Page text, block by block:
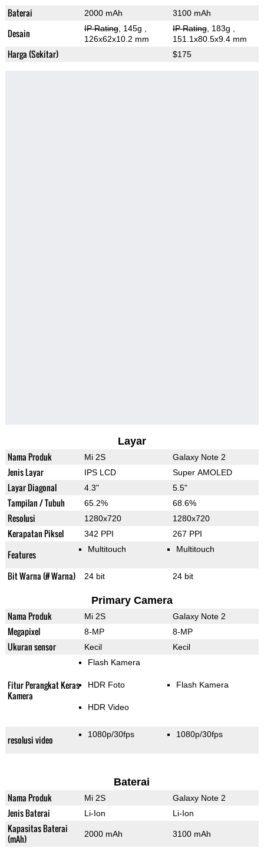
Baterai 2000 mAh 3100 mAh
Desain IP Rating, 145g
126x62x10.2 mm
IP Rating, 183g
151.1x80.5x9.4 mm
Harga (Sekitar) $175
Layar
Nama Produk Mi 2S Galaxy Note 2
Jenis Layar IPS LCD Super AMOLED
Layar Diagonal 4.3" 5.5"
Tampilan / Tubuh 65.2% 68.6%
Resolusi 1280x720 1280x720
Kerapatan Piksel 342 PPI 267 PPI
Features Multitouch Multitouch
Bit Warna (# Warna) 24 bit 24 bit
Primary Camera
Nama Produk Mi 2S Galaxy Note 2
Megapixel 8-MP 8-MP
Ukuran sensor Kecil Kecil
Fitur Perangkat Keras
Kamera
Flash Kamera
HDR Foto
HDR Video
Flash Kamera
resolusi video 1080p/30fps 1080p/30fps
Baterai
Nama Produk Mi 2S Galaxy Note 2
Jenis Baterai Li-Ion Li-Ion
Kapasitas Baterai
(mAh)
2000 mAh 3100 mAh